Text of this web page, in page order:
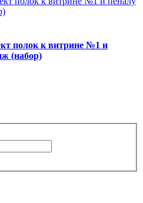
полок к витрине №1 и
(набор)